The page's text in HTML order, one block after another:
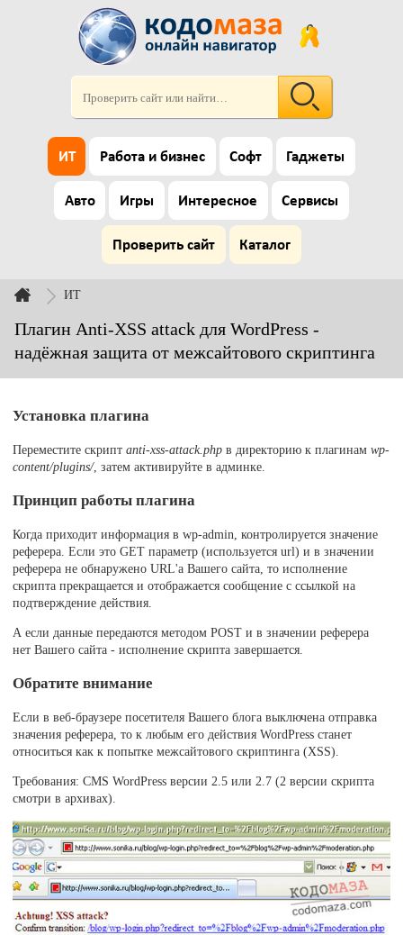
ИТ Работа и бизнес Софт Гаджеты
Авто Игры Интересное Сервисы
Проверить сайт Каталог
ИТ
Плагин Anti-XSS attack для WordPress -
надёжная защита от межсайтового скриптинга
Установка плагина
Переместите скриптanti-xss-attack.php в директорию к плагинамwp-
content/plugins/, затем активируйте в админке.
Принцип работы плагина
Когда приходит информация в wp-admin, контролируется значение
реферера. Если это GET параметр (используется url) и в значении
реферера не обнаружено URL'а Вашего сайта, то исполнение
скрипта прекращается и отображается сообщение с ссылкой на
подтверждение действия.
А если данные передаются методом POST и в значении реферера
нет Вашего сайта - исполнение скрипта завершается.
Обратите внимание
Если в веб-браузере посетителя Вашего блога выключена отправка
значения реферера, то к любым его действия WordPress станет
относиться как к попытке межсайтового скриптинга (XSS).
Требования: CMS WordPress версии 2.5 или 2.7 (2 версии скрипта
смотри в архивах).